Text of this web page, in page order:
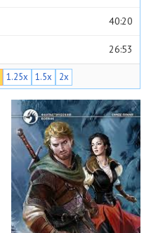
40:20
26:53
25:34
34:23
23:41
25:57
15:47
1.25x 1.5x 2x